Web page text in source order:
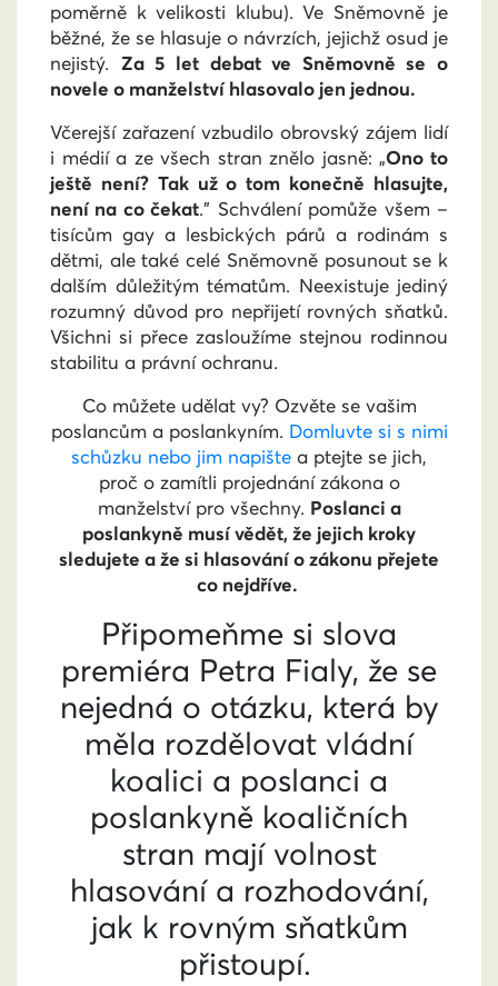
poměrně k velikosti klubu). Ve Sněmovně je
běžné, že se hlasuje o návrzích, jejichž osud je
nejistý. Za 5 let debat ve Sněmovně se o
novele o manželství hlasovalo jen jednou.
Včerejší zařazení vzbudilo obrovský zájem lidí
i médií a ze všech stran znělo jasně: „Ono to
ještě není? Tak už o tom konečně hlasujte,
není na co čekat.” Schválení pomůže všem –
tisícům gay a lesbických párů a rodinám s
dětmi, ale také celé Sněmovně posunout se k
dalším důležitým tématům. Neexistuje jediný
rozumný důvod pro nepřijetí rovných sňatků.
Všichni si přece zasloužíme stejnou rodinnou
stabilitu a právní ochranu.
Co můžete udělat vy? Ozvěte se vašim
poslancům a poslankyním. Domluvte si s nimi
schůzku nebo jim napište a ptejte se jich,
proč o zamítli projednání zákona o
manželství pro všechny. Poslanci a
poslankyně musí vědět, že jejich kroky
sledujete a že si hlasování o zákonu přejete
co nejdříve.
Připomeňme si slova
premiéra Petra Fialy, že se
nejedná o otázku, která by
měla rozdělovat vládní
koalici a poslanci a
poslankyně koaličních
stran mají volnost
hlasování a rozhodování,
jak k rovným sňatkům
přistoupí.